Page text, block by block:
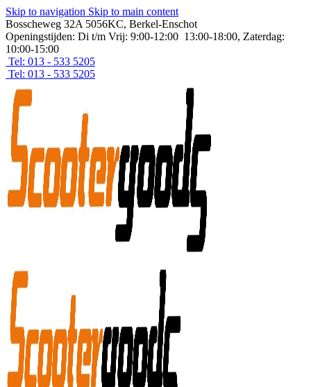
Skip to navigation Skip to main content
Bosscheweg 32A 5056KC, Berkel-Enschot
Openingstijden: Di t/m Vrij: 9:00-12:00 13:00-18:00, Zaterdag:
10:00-15:00
Tel: 013 - 533 5205
Tel: 013 - 533 5205